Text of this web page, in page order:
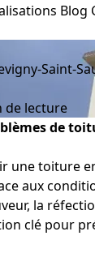
Blog
Saint-
de lecture
de
une toiture
aux
la
clé pour